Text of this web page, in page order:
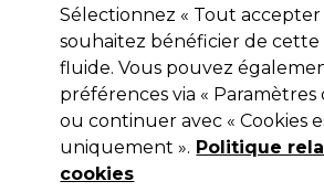
S-PRO
S-PRO Trépied
d'Apprentissage avec
Rangement
(0)
Sélectionnez « Tout accepter
souhaitez bénéficier de cette
fluide. Vous pouvez
préférences via « Paramètres
ou continuer avec « Cookies
uniquement ». Politique
cookies